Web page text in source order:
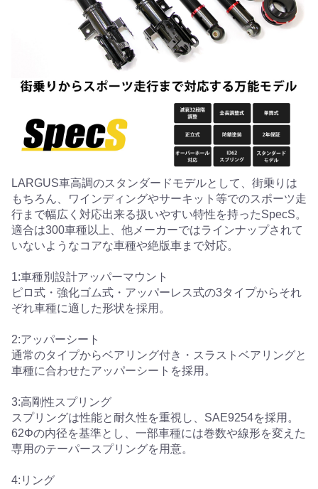
LARGUS車高調のスタンダードモデルとして、街乗りは
もちろん、ワインディングやサーキット等でのスポーツ走
行まで幅広く対応出来る扱いやすい特性を持ったSpecS。
適合は300車種以上、他メーカーではラインナップされて
いないようなコアな車種や絶版車まで対応。
1:車種別設計アッパーマウント
ピロ式・強化ゴム式・アッパーレス式の3タイプからそれ
ぞれ車種に適した形状を採用。
2:アッパーシート
通常のタイプからベアリング付き・スラストベアリングと
車種に合わせたアッパーシートを採用。
3:高剛性スプリング
スプリングは性能と耐久性を重視し、SAE9254を採用。
62Φの内径を基準とし、一部車種には巻数や線形を変えた
専用のテーパースプリングを用意。
4:リング